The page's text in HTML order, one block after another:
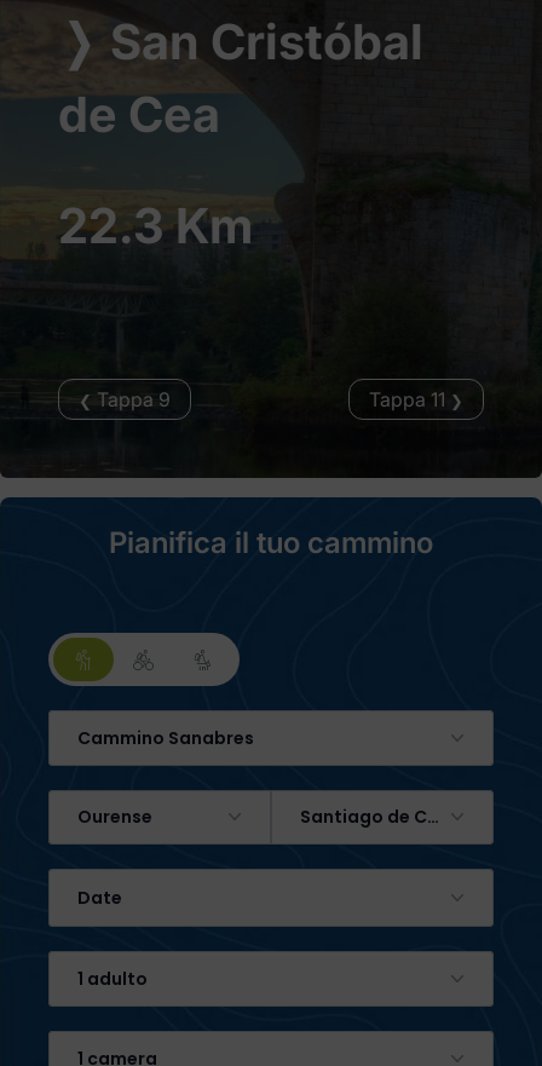
❭ San Cristóbal
de Cea
22.3 Km
❮ Tappa 9 Tappa 11 ❯
Pianifica il tuo cammino
Cammino Sanabres
Ourense Santiago de Compostela
Date
1 adulto
1 camera